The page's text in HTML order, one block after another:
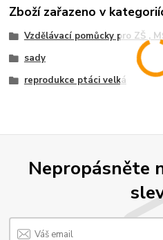
Zboží zařazeno v
Vzdělávací pomůcky pro ZŠ ,
sady
reprodukce ptáci velká
Nepropásněte